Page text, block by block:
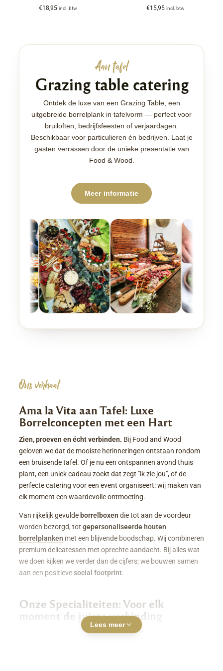
€18,95 incl. btw €15,95 incl. btw
Aan tafel
Grazing table catering
Ontdek de luxe van een Grazing Table, een
uitgebreide borrelplank in tafelvorm — perfect voor
bruiloften, bedrijfsfeesten of verjaardagen.
Beschikbaar voor particulieren én bedrijven. Laat je
gasten verrassen door de unieke presentatie van
Food & Wood.
Meer informatie
Ons verhaal
Ama la Vita aan Tafel: Luxe
Borrelconcepten met een Hart
Zien, proeven en écht verbinden. Bij Food and Wood
geloven we dat de mooiste herinneringen ontstaan rondom
een bruisende tafel. Of je nu een ontspannen avond thuis
plant, een uniek cadeau zoekt dat zegt "ik zie jou", of de
perfecte catering voor een event organiseert: wij maken van
elk moment een waardevolle ontmoeting.
Van rijkelijk gevuldeborrelboxen die tot aan de voordeur
worden bezorgd, tot gepersonaliseerde houten
borrelplanken met een blijvende boodschap. Wij combineren
premium delicatessen met oprechte aandacht. Bij alles wat
we doen kijken we verder dan de cijfers; we bouwen samen
aan een positievesocial footprint.
Onze Specialiteiten: Voor elk
moment de juiste verbinding
Luxe Borrelboxen & Borrelpakketten
Lees meer